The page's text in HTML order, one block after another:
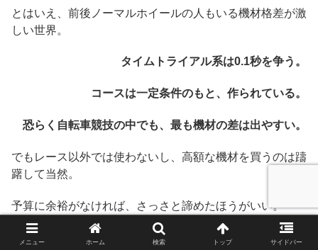
とはいえ、前後ノーマルホイールの人もいる機材格差が激
しい世界。
タイムトライアル系は0.1秒を争う。
コースは一定条件のもと、作られている。
恐らく自転車競技の中でも、最も機材の差は出やすい。
でもレース以外では使わないし、高額な機材を買うのは躊
躇して当然。
予算に余裕がなければ、さっさと諦めたほうがいい。
最低限のもので出る。
メニュー ホーム 検索 トップ サイドバー